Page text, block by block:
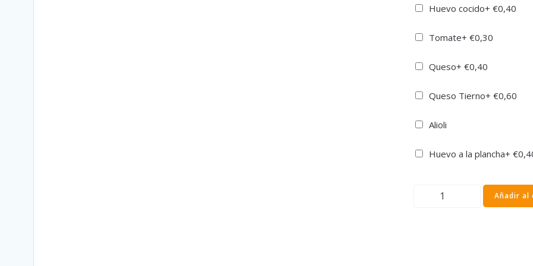
Huevo cocido+ €0,40
Tomate+ €0,30
Queso+ €0,40
Queso Tierno+ €0,60
Alioli
Huevo a la plancha+ €
Sándwich
Añadir al